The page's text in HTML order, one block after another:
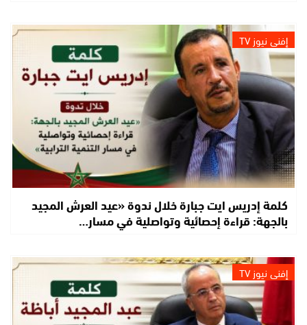
إفني نيوز TV
كلمة إدريس ايت جبارة خلال ندوة «عيد العرش المجيد
بالجهة: قراءة إحصائية وتواصلية في مسار…
إفني نيوز TV